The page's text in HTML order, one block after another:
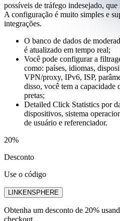
possíveis de tráfego indesejado,
A configuração é muito simples e
integrações.
O banco de dados de
é atualizado em tempo real;
Você pode configurar a
como: países, idiomas,
VPN/proxy, IPv6, ISP,
disso, você tem a capacidade
pretas;
Detailed Click Statistics por
dispositivos, sistema
de usuário e referenciador.
20%
Desconto
Use o código
LINKENSPHERE
Obtenha um desconto de 20%
checkout.